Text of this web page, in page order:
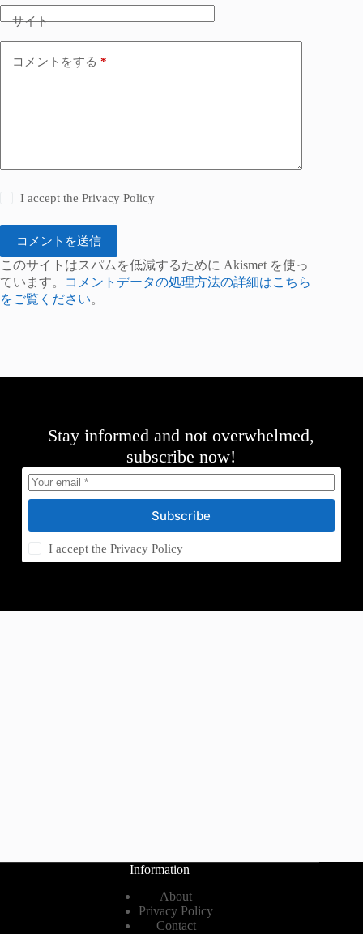
サイト
コメントをする *
I accept thePrivacy Policy
コメントを送信
このサイトはスパムを低減するために Akismet を使っ
ています。
コメントデータの処理方法の詳細はこちら
をご覧ください。
Stay informed and not overwhelmed,
subscribe now!
Subscribe
I accept thePrivacy Policy
Information
About
Privacy Policy
Contact